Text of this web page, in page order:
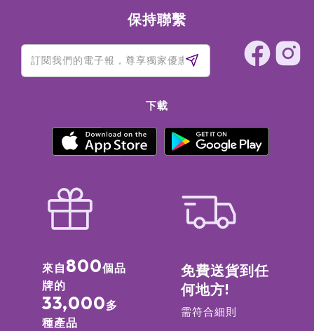
保持聯繫
下載
來自 800個品
牌的
33,000多
種產品
免費送貨到任
何地方!
需符合細則